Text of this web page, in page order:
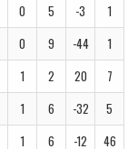
0 5 -3
1
0 9 -44
1
1 2 20
7
1 6 -32
5
1 6 -12
46